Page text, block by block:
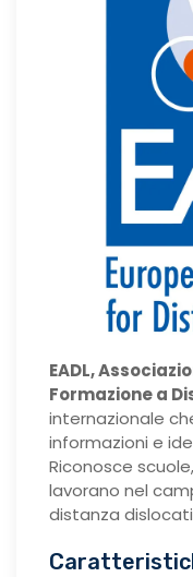
EADL,
Formazione a
internazionale
informazioni e
Riconosce
lavorano nel
distanza